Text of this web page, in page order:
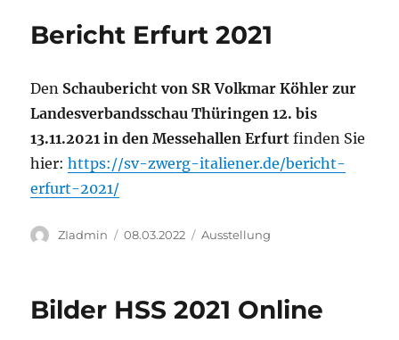
Bericht Erfurt 2021
Den Schaubericht von SR Volkmar Köhler zur
Landesverbandsschau Thüringen 12. bis
13.11.2021 in den Messehallen Erfurt finden Sie
hier:https://sv-zwerg-italiener.de/bericht-
erfurt-2021/
Autor
ZIadmin
Veröffentlicht
08.03.2022 Kategorien
Ausstellung
Bilder HSS 2021 Online